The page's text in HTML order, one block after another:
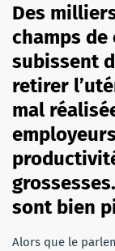
Des
champs de
subissent
retirer
mal
sont bien
Alors que le